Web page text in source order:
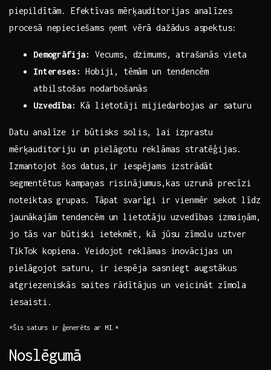
piepildītām. Efektīvas mērķauditorijas analīzes
procesā nepieciešams ņemt vērā dažādus aspektus:
Demogrāfija:
Vecums, dzimums, atrašanās vieta
Intereses: Hobiji, tēmām un tendencēm⁣
atbilstošas nodarbošanās
Uzvedība: Kā lietotāji mijiedarbojas ar saturu
Datu analīze ‍ir būtisks solis, lai izprastu
mērķauditoriju un pielāgotu reklāmas stratēģijas.
Izmantojot šos datus,ir iespējams izstrādāt
segmentētus kampaņas risinājumus,kas uzrunā precīzi
noteiktas grupas. Tāpat svarīgi ir vienmēr sekot līdz
jaunākajām tendencēm un lietotāju uzvedības izmaiņām,
jo tās var būtiski ietekmēt, kā jūsu zīmolu uztver
TikTok kopiena. Veidojot reklāmas inovācijas un
pielāgojot saturu, ir iespēja sasniegt augstākus
atgriezeniskās saites rādītājus un veicināt zīmola
iesaisti.
*Šis saturs ir ģenerēts ar MI.*
Noslēgumā